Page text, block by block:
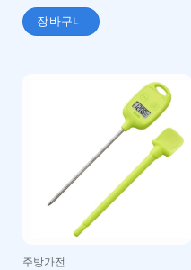
장바구니
주방가전